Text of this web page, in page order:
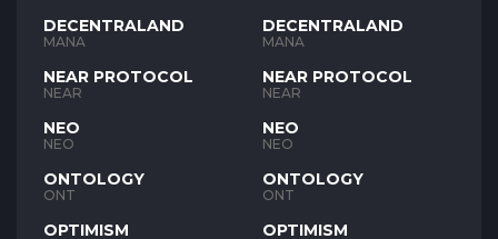
DECENTRALAND
MANA
NEAR PROTOCOL
NEAR
NEO
NEO
ONTOLOGY
ONT
OPTIMISM
DECENTRALAND
MANA
NEAR PROTOCOL
NEAR
NEO
NEO
ONTOLOGY
ONT
OPTIMISM